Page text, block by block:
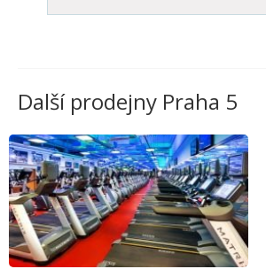
Další prodejny Praha 5